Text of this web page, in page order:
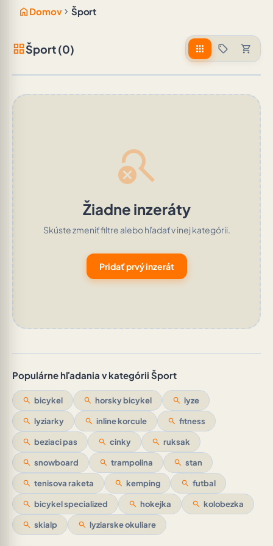
home Domov chevron_right Šport
grid_viewŠport (0) apps sell shopping_cart
search_off
Žiadne inzeráty
Skúste zmeniť filtre alebo hľadať v inej kategórii.
Pridať prvý inzerát
Populárne hľadania v kategórii Šport
search bicykel search horsky bicykel search lyze
search lyziarky search inline korcule search fitness
search beziaci pas search cinky search ruksak
search snowboard search trampolina search stan
search tenisova raketa search kemping search futbal
search bicykel specialized search hokejka search kolobezka
search skialp search lyziarske okuliare